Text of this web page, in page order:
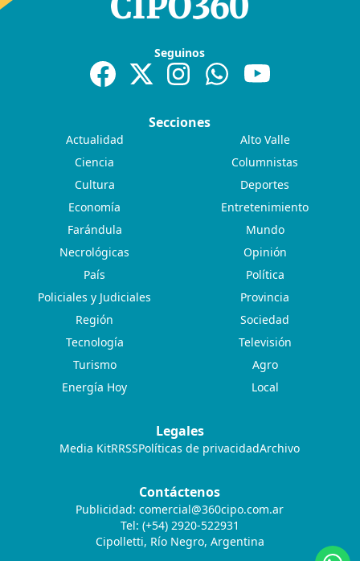
Seguinos
Secciones
Actualidad
Alto Valle
Ciencia
Columnistas
Cultura
Deportes
Economía
Entretenimiento
Farándula
Mundo
Necrológicas
Opinión
País
Política
Policiales y Judiciales
Provincia
Región
Sociedad
Tecnología
Televisión
Turismo
Agro
Energía Hoy
Local
Legales
Media KitRRSSPolíticas de privacidadArchivo
Contáctenos
Publicidad:comercial@360cipo.com.ar
Tel: (+54) 2920-522931
Cipolletti, Río Negro, Argentina